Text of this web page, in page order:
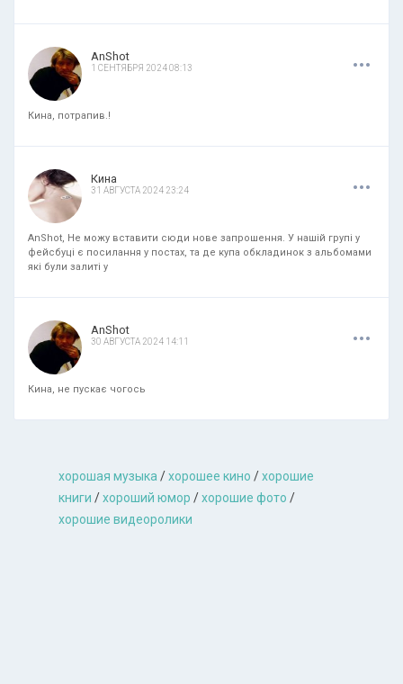
AnShot
1 СЕНТЯБРЯ 2024 08:13 ...
Кина, потрапив.!
Кина
31 АВГУСТА 2024 23:24 ...
AnShot, Не можу вставити сюди нове запрошення. У нашій групі у
фейсбуці є посилання у постах, та де купа обкладинок з альбомами
які були залиті у
AnShot
30 АВГУСТА 2024 14:11 ...
Кина, не пускає чогось
хорошая музыкa /хорошее кино /хорошие
книги /хороший юмор /хорошие фото /
хорошие видеоролики